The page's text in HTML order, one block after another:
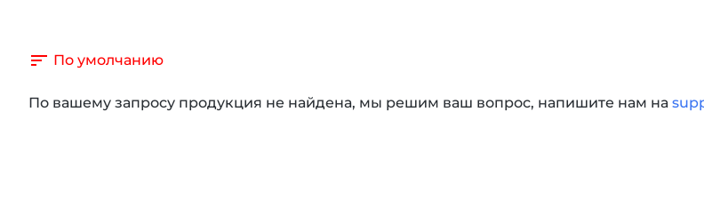
По умолчанию
По вашему запросу продукция не найдена, мы решим ваш вопрос, напишите нам на